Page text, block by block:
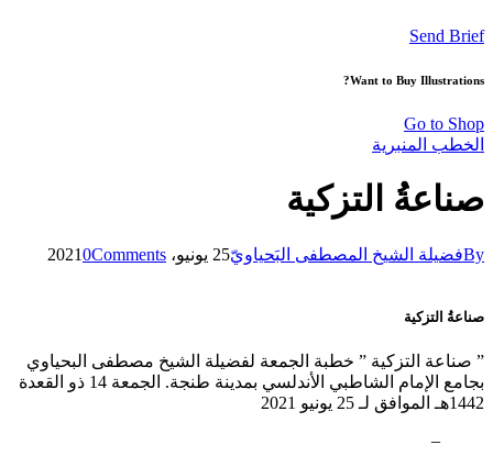
Send Brief
Want to Buy Illustrations?
Go to Shop
الخطب المنبرية
صناعةُ التزكية
Byفضيلة الشيخ المصطفى البَحياويّ25 يونيو، 2021 0Comments
صناعةُ التزكية
” صناعة التزكية ” خطبة الجمعة لفضيلة الشيخ مصطفى البحياوي
بجامع الإمام الشاطبي الأندلسي بمدينة طنجة. الجمعة 14 ذو القعدة
1442هـ الموافق لـ 25 يونيو 2021
–